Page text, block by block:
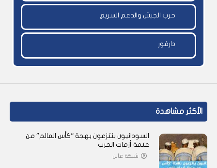
حرب الجيش والدعم السريع
دارفور
الأكثر مشاهدة
السودانيون ينتزعون بهجة “كأس العالم” من
عتمة أزمات الحرب
شبكة عاين